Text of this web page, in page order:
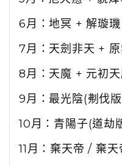
6月：地冥 + 解璇璣
7月：天劍非天 +
8月：天魔 + 元初
9月：最光陰(刜伐
10月：青陽子(道劫
11月：棄天帝 / 棄天